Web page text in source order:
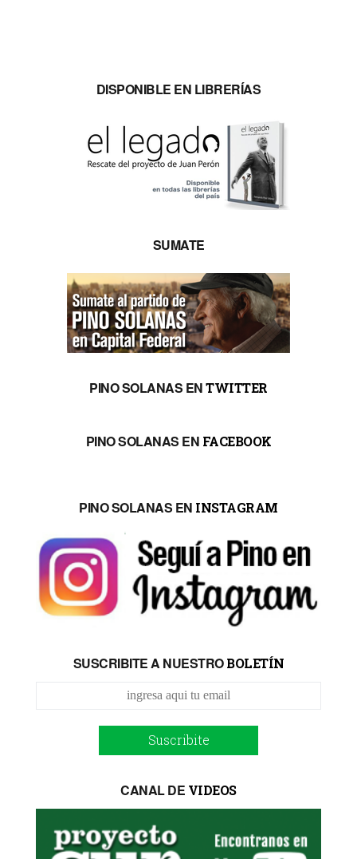
DISPONIBLE EN LIBRERÍAS
SUMATE
PINO SOLANAS ENTWITTER
PINO SOLANAS EN FACEBOOK
PINO SOLANAS EN INSTAGRAM
SUSCRIBITE A NUESTROBOLETÍN
Suscribite
CANAL DE VIDEOS